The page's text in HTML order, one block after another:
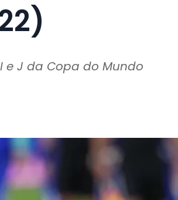
J da Copa do Mundo